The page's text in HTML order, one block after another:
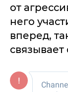
от
него
вперед,